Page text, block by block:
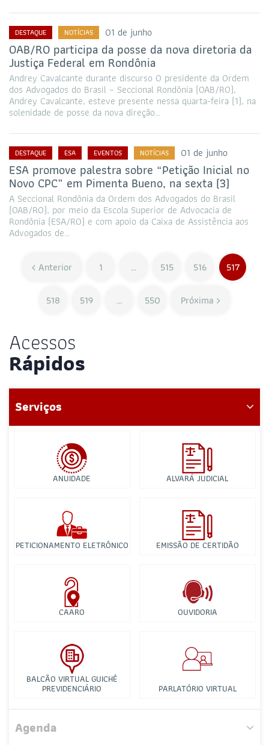
DESTAQUE NOTÍCIAS 01 de junho
OAB/RO participa da posse da nova diretoria da
Justiça Federal em Rondônia
Andrey Cavalcante durante discurso O presidente da Ordem
dos Advogados do Brasil – Seccional Rondônia (OAB/RO),
Andrey Cavalcante, esteve presente nessa quarta-feira (1), na
solenidade de posse da nova direção…
DESTAQUE ESA EVENTOS NOTÍCIAS 01 de junho
ESA promove palestra sobre “Petição Inicial no
Novo CPC” em Pimenta Bueno, na sexta (3)
A Seccional Rondônia da Ordem dos Advogados do Brasil
(OAB/RO), por meio da Escola Superior de Advocacia de
Rondônia (ESA/RO) e com apoio da Caixa de Assistência aos
Advogados de…
Anterior 1 … 515 516 517
518 519 … 550 Próxima
Acessos
Rápidos
Serviços
ANUIDADE ALVARÁ JUDICIAL
PETICIONAMENTO ELETRÔNICO EMISSÃO DE CERTIDÃO
CAARO OUVIDORIA
BALCÃO VIRTUAL GUICHÊ
PREVIDENCIÁRIO PARLATÓRIO VIRTUAL
Agenda
Comissão de Combate à Violência Doméstica e Familiar
contra a Mulher